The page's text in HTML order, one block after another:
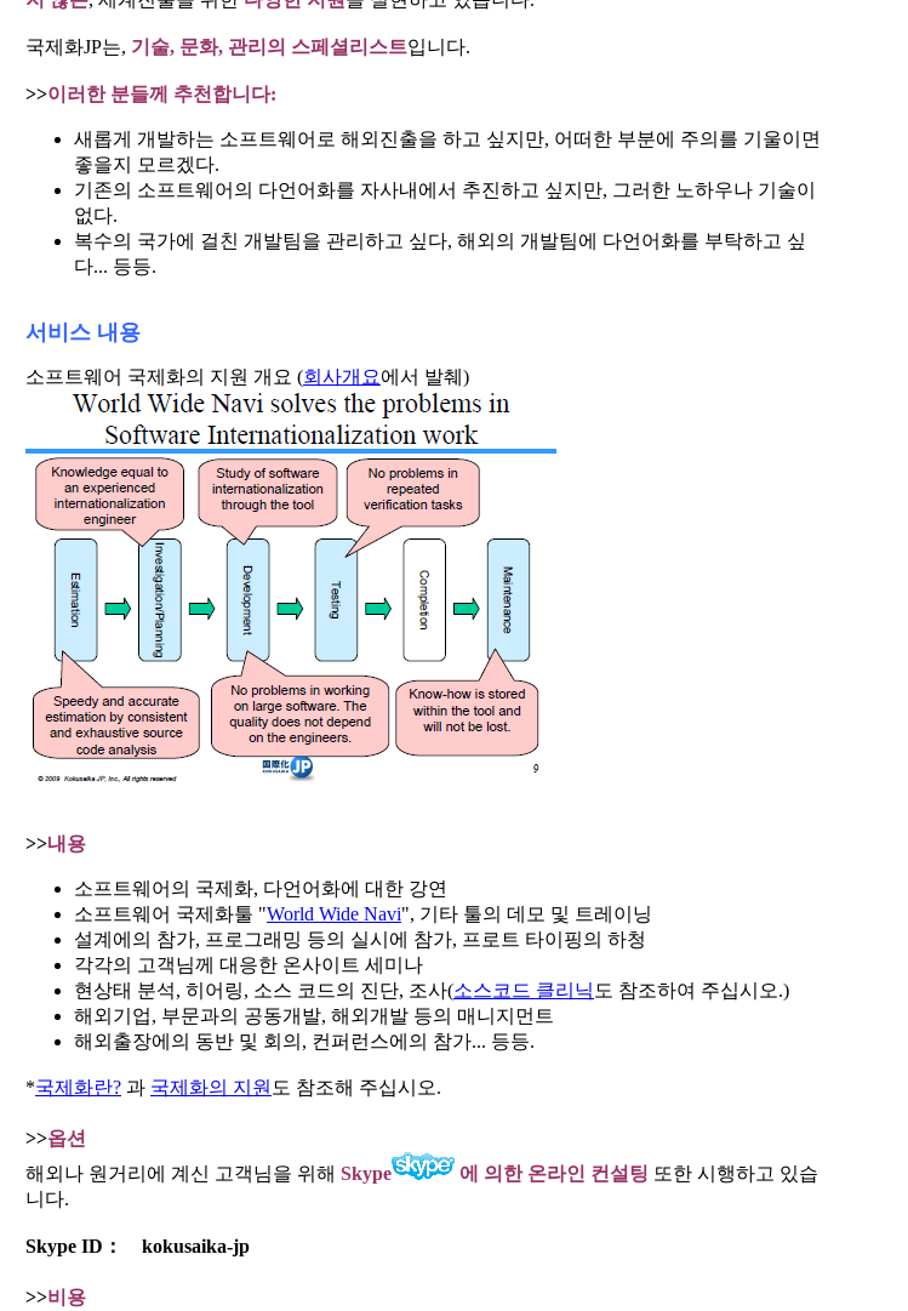
국제화JP는, 기술, 문화, 관리의 스페셜리스트입니다.
>>이러한 분들께 추천합니다:
새롭게 개발하는 소프트웨어로 해외진출을 하고 싶지만, 어떠한 부분에 주의를 기울이면
좋을지 모르겠다.
기존의 소프트웨어의 다언어화를 자사내에서 추진하고 싶지만, 그러한 노하우나 기술이
없다.
복수의 국가에 걸친 개발팀을 관리하고 싶다, 해외의 개발팀에 다언어화를 부탁하고 싶
다... 등등.
서비스 내용
소프트웨어 국제화의 지원 개요 (회사개요에서 발췌)
>>내용
소프트웨어의 국제화, 다언어화에 대한 강연
소프트웨어 국제화툴 "World Wide Navi", 기타 툴의 데모 및 트레이닝
설계에의 참가, 프로그래밍 등의 실시에 참가, 프로트 타이핑의 하청
각각의 고객님께 대응한 온사이트 세미나
현상태 분석, 히어링, 소스 코드의 진단, 조사(소스코드 클리닉 도 참조하여 주십시오.)
해외기업, 부문과의 공동개발, 해외개발 등의 매니지먼트
해외출장에의 동반 및 회의, 컨퍼런스에의 참가... 등등.
*국제화란? 과 국제화의 지원 도 참조해 주십시오.
>>옵션
해외나 원거리에 계신 고객님을 위해 Skype 에 의한 온라인 컨설팅 또한 시행하고 있습
니다.
Skype ID： kokusaika-jp
>>비용